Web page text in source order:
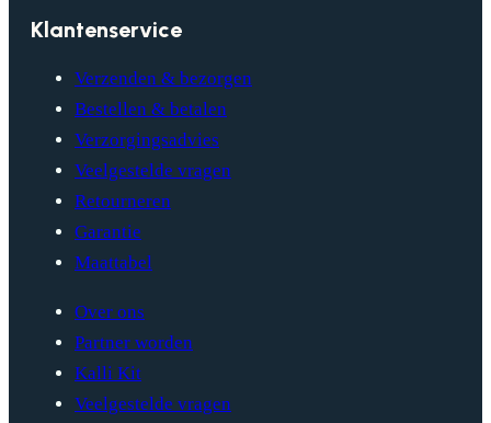
Klantenservice
Verzenden & bezorgen
Bestellen & betalen
Verzorgingsadvies
Veelgestelde vragen
Retourneren
Garantie
Maattabel
Over ons
Partner worden
Kalli Kit
Veelgestelde vragen